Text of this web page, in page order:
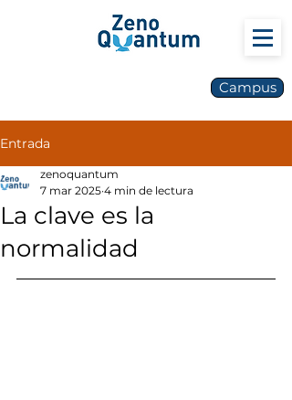
Campus
Entrada
La clave es la
normalidad
zenoquantum
7 mar 2025 4 min de lectura